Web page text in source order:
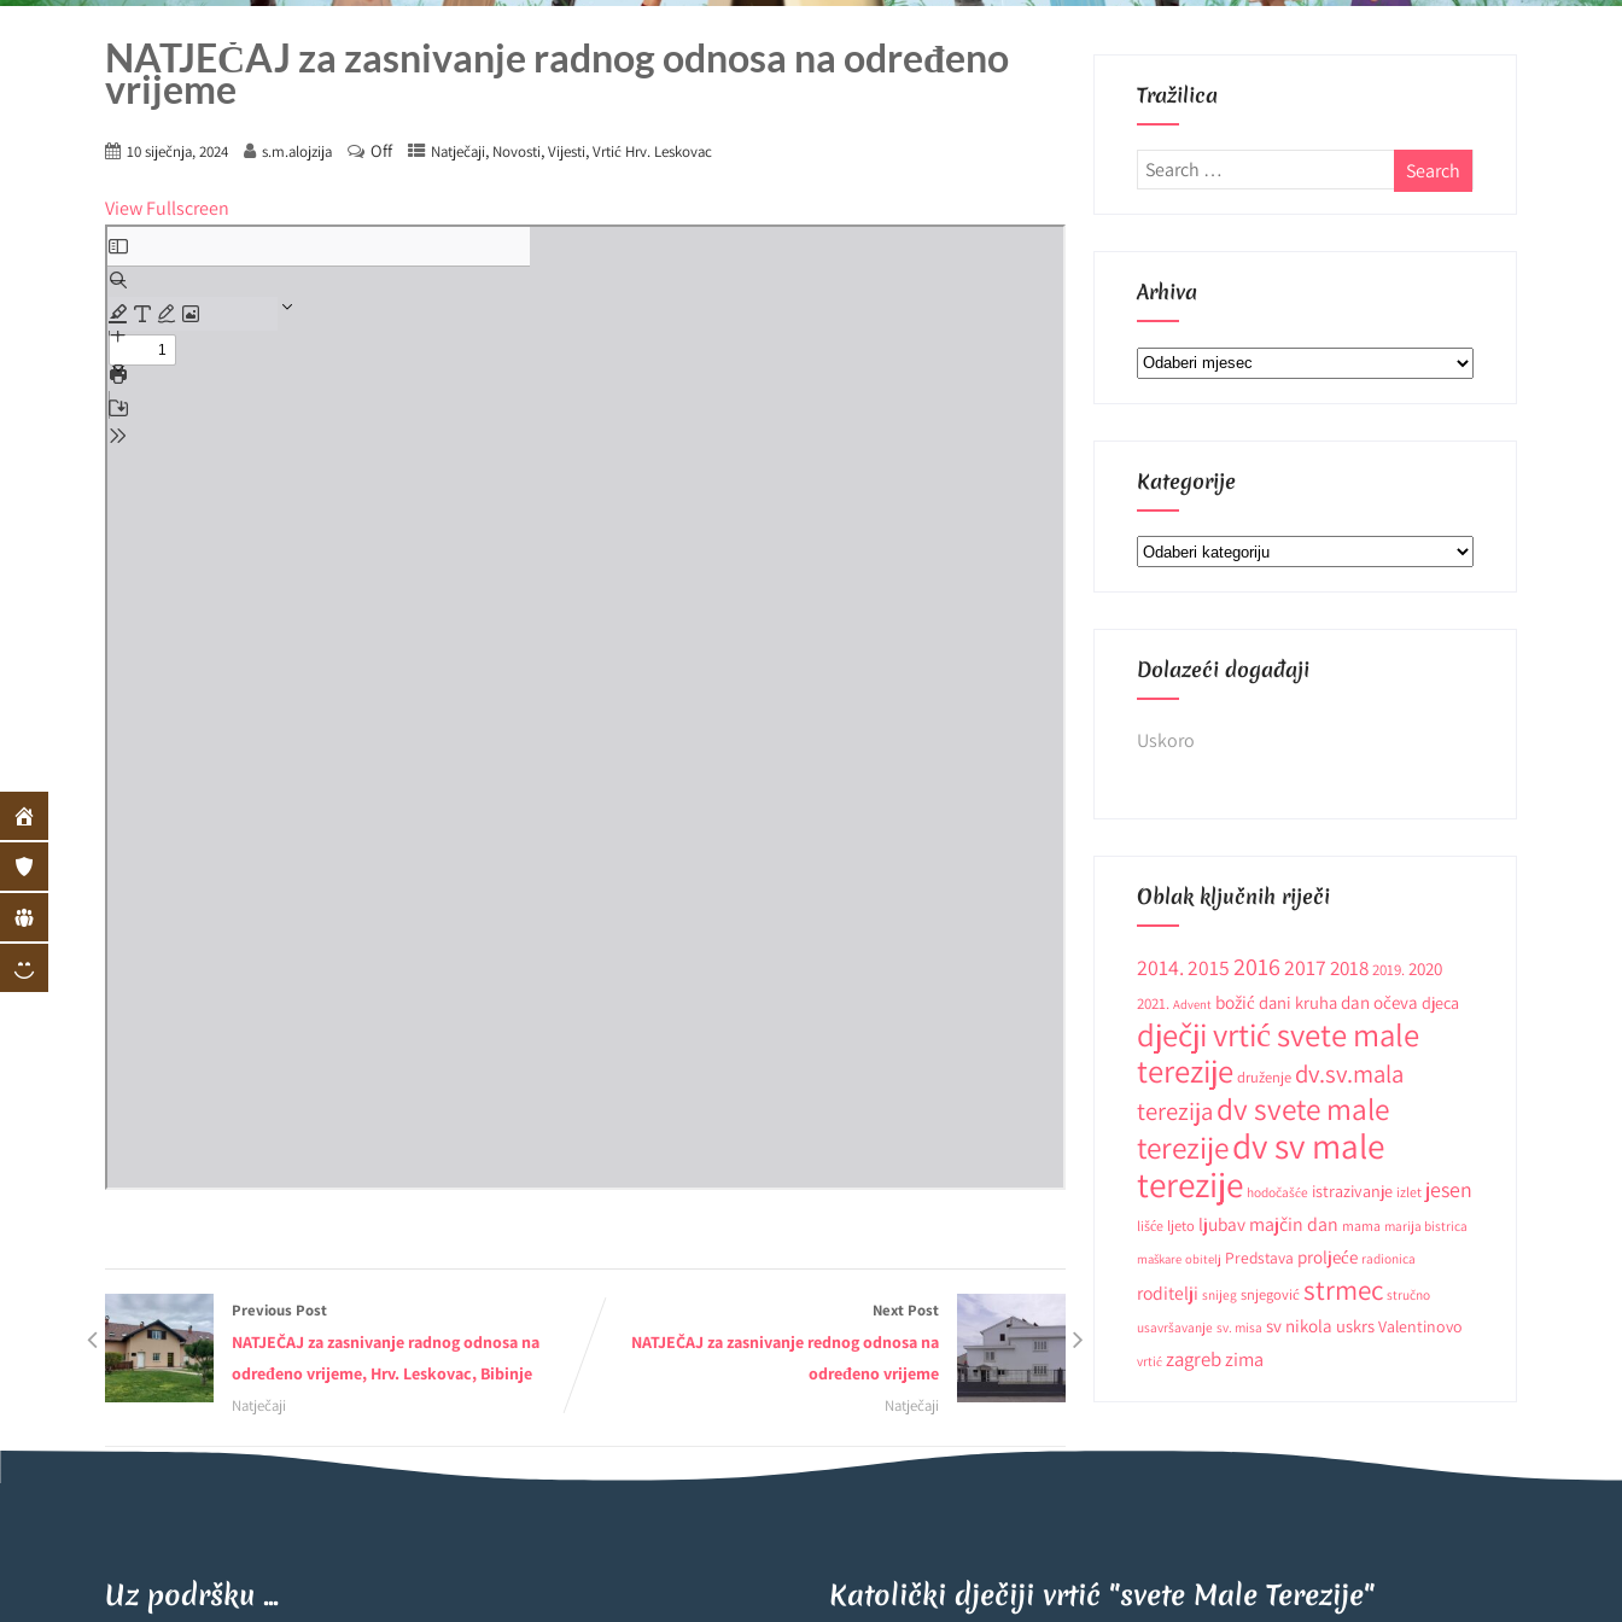
NATJEČAJ za zasnivanje radnog odnosa na određeno
vrijeme
10 siječnja, 2024 s.m.alojzija Off Natječaji, Novosti,Vijesti,Vrtić Hrv. Leskovac
View Fullscreen
Skip
to
PDF
content
Previous Post
NATJEČAJ za zasnivanje radnog odnosa na
određeno vrijeme, Hrv. Leskovac, Bibinje
Natječaji
Next Post
NATJEČAJ za zasnivanje rednog odnosa na
određeno vrijeme
Natječaji
Tražilica
Arhiva
Arhiva
Kategorije
Kategorije
Dolazeći događaji
Uskoro
Oblak ključnih riječi
2014.20152016201720182019.2020
2021. Advent božić dani kruhadan očeva djeca
dječji vrtić svete male
terezijedruženje dv.sv.mala
terezijadv svete male
terezijedv sv male
terezije hodočašće istrazivanje izlet jesen
lišće ljeto ljubav majčin dan mama marija bistrica
maškare obitelj Predstava proljeće radionica
roditelji snijeg snjegović strmec stručno
usavršavanje sv. misa sv nikola uskrsValentinovo
vrtić zagrebzima
Uz podršku ... Katolički dječiji vrtić "svete Male Terezije"